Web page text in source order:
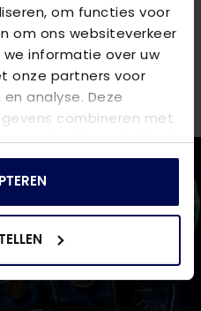
om functies voor
om ons websiteverkeer
informatie over uw
onze partners voor
analyse. Deze
combineren met
ze heeft verstrekt of
basis van uw gebruik
of in één van onze 6
klantenserviceof bezoek